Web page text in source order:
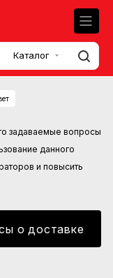
Каталог
задаваемые вопросы
данного
и повысить
о доставке